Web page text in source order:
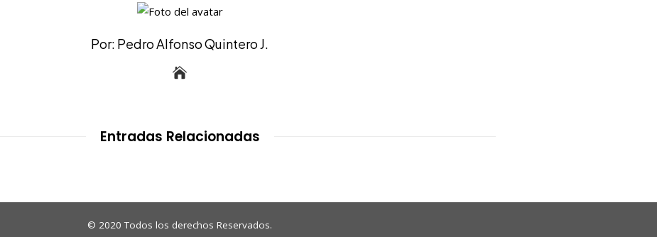
Por: Pedro Alfonso Quintero J.
Entradas Relacionadas
© 2020 Todos los derechos Reservados.